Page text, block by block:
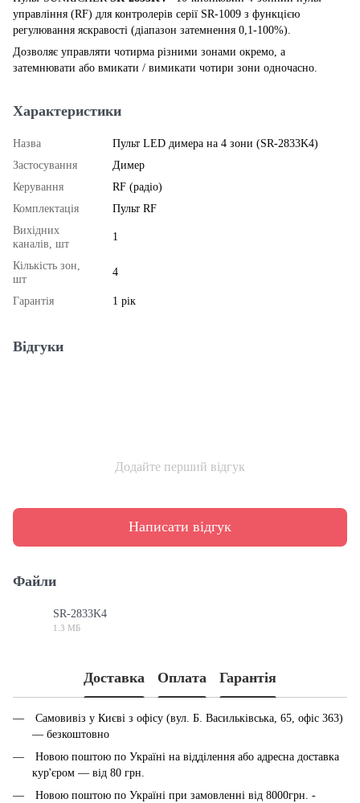
управління (RF) для контролерів серії SR-1009 з функцією
регулювання яскравості (діапазон затемнення 0,1-100%).
Дозволяє управляти чотирма різними зонами окремо, а
затемнювати або вмикати / вимикати чотири зони одночасно.
Характеристики
Назва
Пульт LED димера на 4 зони (SR-2833K4)
Застосування
Димер
Керування
RF (радіо)
Комплектація
Пульт RF
Вихідних
каналів, шт
1
Кількість зон,
шт
4
Гарантія 1 рік
Відгуки
Додайте перший відгук
Написати відгук
Файли
SR-2833K4
1.3 МБ
Доставка Оплата Гарантія
Самовивіз у Києві з офісу (вул. Б. Васильківська, 65, офіс 363)
— безкоштовно
Новою поштою по Україні на відділення або адресна доставка
кур'єром — від 80 грн.
Новою поштою по Україні при замовленні від 8000грн. -